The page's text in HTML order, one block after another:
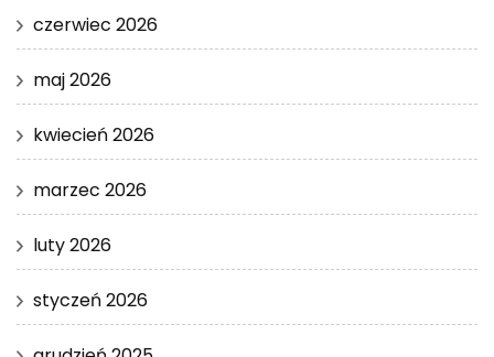
czerwiec 2026
maj 2026
kwiecień 2026
marzec 2026
luty 2026
styczeń 2026